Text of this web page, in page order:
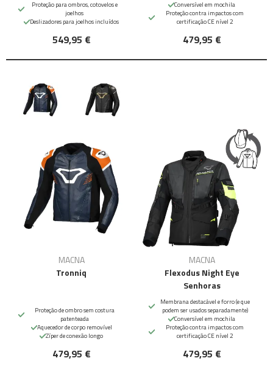
Proteção para ombros, cotovelos e
joelhos
Deslizadores para joelhos incluídos
549,95 €
Conversível em mochila
Proteção contra impactos com
certificação CE nível 2
479,95 €
MACNA
Tronniq
Proteção de ombro sem costura
patenteada
Aquecedor de corpo removível
Zíper de conexão longo
479,95 €
MACNA
Flexodus Night Eye
Senhoras
Membrana destacável e forro (e que
podem ser usados separadamente)
Conversível em mochila
Proteção contra impactos com
certificação CE nível 2
479,95 €